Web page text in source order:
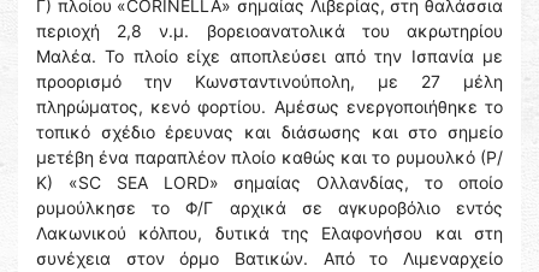
Γ) πλοίου «CORINELLA» σημαίας Λιβερίας, στη θαλάσσια
περιοχή 2,8 ν.μ. βορειοανατολικά του ακρωτηρίου
Μαλέα. Το πλοίο είχε αποπλεύσει από την Ισπανία με
προορισμό την Κωνσταντινούπολη, με 27 μέλη
πληρώματος, κενό φορτίου. Αμέσως ενεργοποιήθηκε το
τοπικό σχέδιο έρευνας και διάσωσης και στο σημείο
μετέβη ένα παραπλέον πλοίο καθώς και το ρυμουλκό (Ρ/
Κ) «SC SEA LORD» σημαίας Ολλανδίας, το οποίο
ρυμούλκησε το Φ/Γ αρχικά σε αγκυροβόλιο εντός
Λακωνικού κόλπου, δυτικά της Ελαφονήσου και στη
συνέχεια στον όρμο Βατικών. Από το Λιμεναρχείο